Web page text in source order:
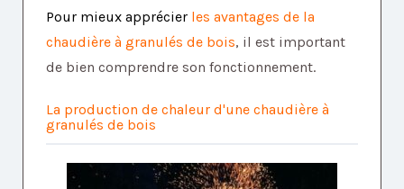
Pour mieux apprécier les avantages de la
chaudière à granulés de bois, il est important
de bien comprendre son fonctionnement.
La production de chaleur d'une chaudière à
granulés de bois